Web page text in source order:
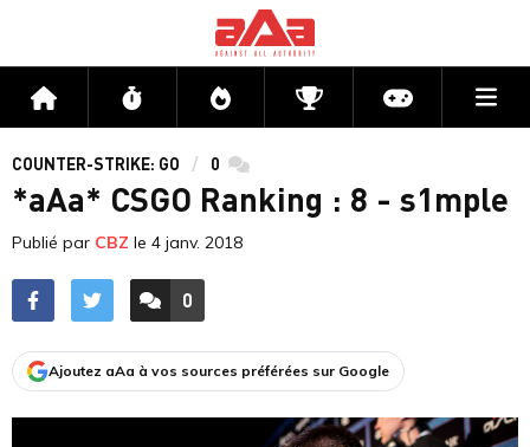
Accueil Flux Directs CompétitionsActu jeux
COUNTER-STRIKE: GO 0 commentaires
*aAa* CSGO Ranking : 8 - s1mple
Publié par CBZ le 4 janv. 2018
ACCÉDER AUX
0
COMMENTAIRES
Ajoutez aAa à vos sources préférées sur Google